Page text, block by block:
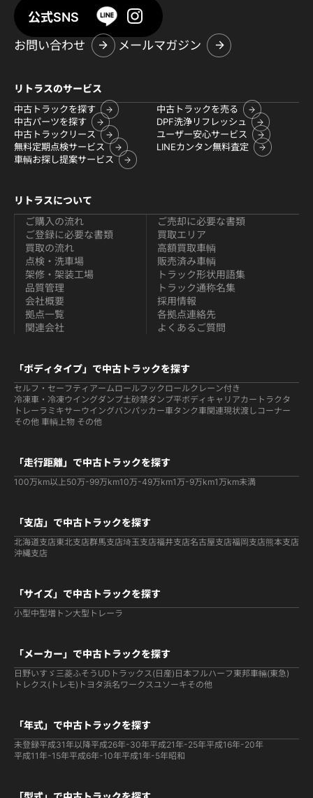
公式SNS
お問い合わせ
メールマガジン
リトラスのサービス
中古トラックを探す
中古トラックを売る
中古パーツを探す
DPF洗浄リフレッシュ
中古トラックリース
ユーザー安心サービス
無料定期点検サービス
LINEカンタン無料査定
車輌お探し提案サービス
リトラスについて
ご購入の流れ
ご登録に必要な書類
買取の流れ
ご売却に必要な書類
買取エリア
高額買取車輌
点検・洗車場
架修・架装工場
品質管理
販売済み車輌
トラック形状用語集
トラック通称名集
会社概要
拠点一覧
関連会社
採用情報
各拠点連絡先
よくあるご質問
「ボディタイプ」で中古トラックを探す
セルフ・セーフティ アームロールフックロールクレーン付き
冷凍車・冷凍ウイングダンプ土砂禁ダンプ平ボディ キャリアカー トラクタ
トレーラ ミキサーウイングバンパッカー車タンク車関連現状渡しコーナー
その他 車輌上物 その他
「走行距離」で中古トラックを探す
100万km以上50万-99万km10万-49万km1万-9万km1万km未満
「支店」で中古トラックを探す
北海道支店東北支店群馬支店埼玉支店福井支店名古屋支店福岡支店熊本支店
沖縄支店
「サイズ」で中古トラックを探す
小型中型増トン大型 トレーラ
「メーカー」で中古トラックを探す
日野いすゞ 三菱ふそう UDトラックス(日産) 日本フルハーフ 東邦車輛(東急)
トレクス(トレモ) トヨタ浜名ワークスユソーキその他
「年式」で中古トラックを探す
未登録平成31年以降平成26年-30年平成21年-25年平成16年-20年
平成11年-15年平成6年-10年平成1年-5年昭和